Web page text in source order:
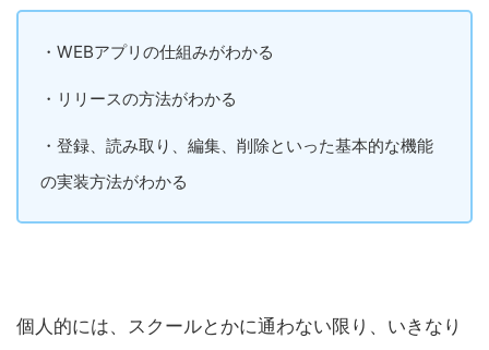
・WEBアプリの仕組みがわかる
・リリースの方法がわかる
・登録、読み取り、編集、削除といった基本的な機能
の実装方法がわかる
個人的には、スクールとかに通わない限り、いきなり